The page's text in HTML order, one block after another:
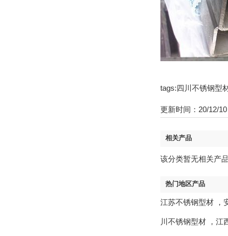
tags:四川不锈钢型
更新时间：20/12/
相关产品
该分类暂无相关产
热门地区产品
江苏不锈钢型材 ，
川不锈钢型材 ， 江